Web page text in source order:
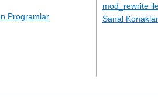
Programlar
mod_rewrite
Sanal Konaklar